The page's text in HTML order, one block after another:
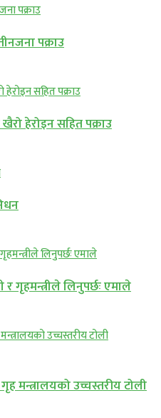
पक्राउ
हेरोइन सहित पक्राउ
र गृहमन्त्रीले लिनुपर्छः एमाले
मन्त्रालयको उच्चस्तरीय टोली